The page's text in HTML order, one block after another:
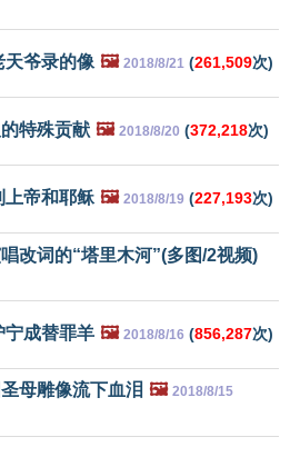
天爷录的像 🖼️ 2018/8/21 (261,509次)
特殊贡献 🖼️ 2018/8/20 (372,218次)
上帝和耶稣 🖼️ 2018/8/19 (227,193次)
改词的“塔里木河”(多图/2视频)
宁成替罪羊 🖼️ 2018/8/16 (856,287次)
母雕像流下血泪 🖼️ 2018/8/15